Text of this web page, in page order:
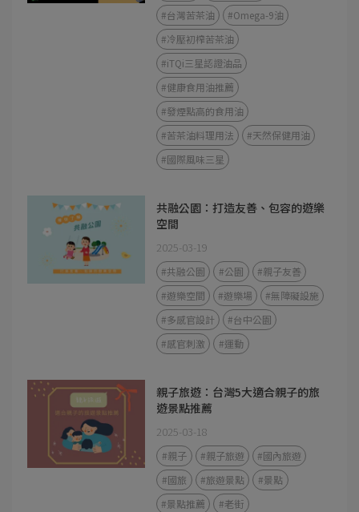
#台灣苦茶油
#Omega-9油
#冷壓初榨苦茶油
#iTQi三星認證油品
#健康食用油推薦
#發煙點高的食用油
#苦茶油料理用法
#天然保健用油
#國際風味三星
共融公園：打造友善、包容的遊樂
空間
2025-03-19
#共融公園 #公園
#親子友善
#遊樂空間
#遊樂場
#無障礙設施
#多感官設計
#台中公園
#感官刺激
#運動
親子旅遊：台灣5大適合親子的旅
遊景點推薦
2025-03-18
#親子 #親子旅遊
#國內旅遊
#國旅
#旅遊景點
#景點
#景點推薦
#老街